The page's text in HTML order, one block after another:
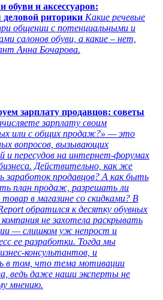
обуви и аксессуаров:
риторики Какие речевые
общении с потенциальными и
салонов обуви, а какие – нет,
Анна Бочарова.
зарплату продавцов: советы
зарплату своим
или с общих продаж?» — это
вопросов, вызывающих
и пересудов на интернет-форумах
Действительно, как же
заработок продавцов? А как быть
план продаж, разрешать ли
в магазине со скидками? В
обратился к десятку обувных
не захотела раскрывать
— слишком уж непрост и
ее разработки. Тогда мы
консультантов, и
в том, что тема мотивации
ведь даже наши эксперты не
мнению.